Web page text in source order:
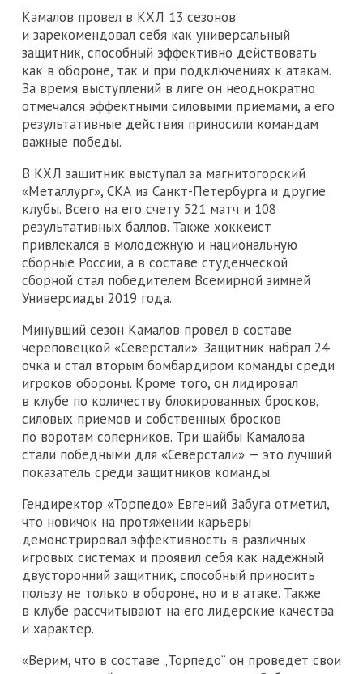
Камалов провел в КХЛ 13 сезонов
и зарекомендовал себя как универсальный
защитник, способный эффективно действовать
как в обороне, так и при подключениях к атакам.
За время выступлений в лиге он неоднократно
отмечался эффектными силовыми приемами, а его
результативные действия приносили командам
важные победы.
В КХЛ защитник выступал за магнитогорский
«Металлург», СКА из Санкт-Петербурга и другие
клубы. Всего на его счету 521 матч и 108
результативных баллов. Также хоккеист
привлекался в молодежную и национальную
сборные России, а в составе студенческой
сборной стал победителем Всемирной зимней
Универсиады 2019 года.
Минувший сезон Камалов провел в составе
череповецкой «Северстали». Защитник набрал 24
очка и стал вторым бомбардиром команды среди
игроков обороны. Кроме того, он лидировал
в клубе по количеству блокированных бросков,
силовых приемов и собственных бросков
по воротам соперников. Три шайбы Камалова
стали победными для «Северстали» — это лучший
показатель среди защитников команды.
Гендиректор «Торпедо» Евгений Забуга отметил,
что новичок на протяжении карьеры
демонстрировал эффективность в различных
игровых системах и проявил себя как надежный
двусторонний защитник, способный приносить
пользу не только в обороне, но и в атаке. Также
в клубе рассчитывают на его лидерские качества
и характер.
«Верим, что в составе „Торпедо“ он проведет свои